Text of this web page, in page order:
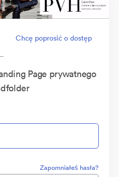
Chcę poprosić o dostęp
Page prywatnego
Zapomniałeś hasła?